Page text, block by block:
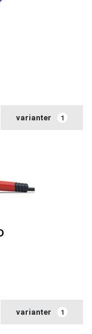
varianter 1
varianter 1